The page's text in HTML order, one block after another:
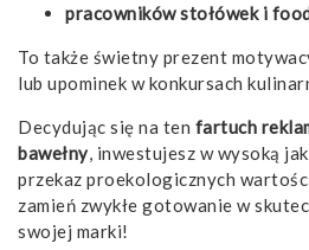
pracowników stołówek i
To także świetny prezent
lub upominek w konkursach
Decydując się na ten fartuch
bawełny, inwestujesz w wysoką
przekaz proekologicznych
zamień zwykłe gotowanie w
swojej marki!